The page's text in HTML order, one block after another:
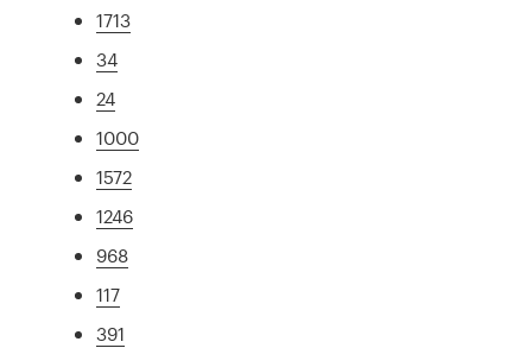
1713
34
24
1000
1572
1246
968
117
391